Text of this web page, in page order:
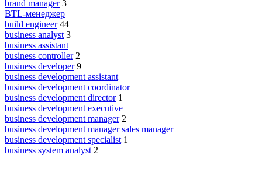
brand manager 3
BTL-менеджер
build engineer 44
business analyst 3
business assistant
business controller 2
business developer 9
business development assistant
business development coordinator
business development director 1
business development executive
business development manager 2
business development manager sales manager
business development specialist 1
business system analyst 2